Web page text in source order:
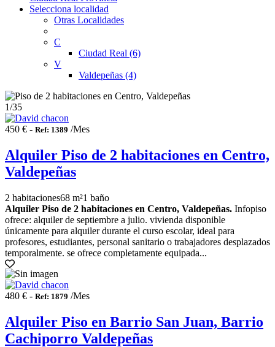
Selecciona localidad
Otras Localidades
C
Ciudad Real (6)
V
Valdepeñas (4)
1/35
450 € - Ref: 1389 /Mes
Alquiler Piso de 2 habitaciones en Centro,
Valdepeñas
2 habitaciones68 m²1 baño
Alquiler Piso de 2 habitaciones en Centro, Valdepeñas. Infopiso
ofrece: alquiler de septiembre a julio. vivienda disponible
únicamente para alquiler durante el curso escolar, ideal para
profesores, estudiantes, personal sanitario o trabajadores desplazados
temporalmente. se ofrece completamente equipada...
480 € - Ref: 1879 /Mes
Alquiler Piso en Barrio San Juan, Barrio
Cachiporro Valdepeñas